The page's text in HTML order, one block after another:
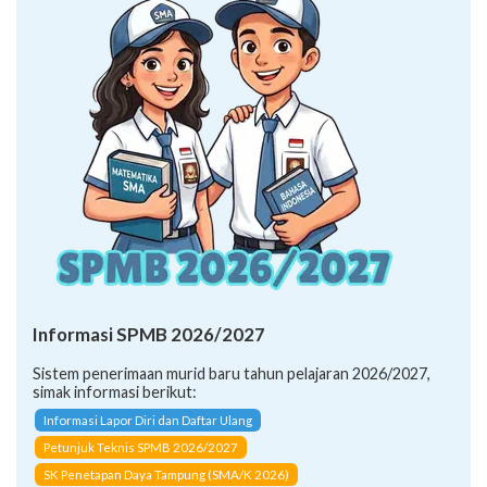
Informasi SPMB 2026/2027
Sistem penerimaan murid baru tahun pelajaran 2026/2027,
simak informasi berikut:
Informasi Lapor Diri dan Daftar Ulang
Petunjuk Teknis SPMB 2026/2027
SK Penetapan Daya Tampung (SMA/K 2026)